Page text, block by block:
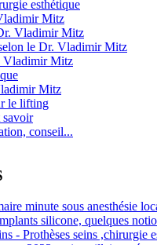
esthétique
Mitz
Vladimir Mitz
le Dr. Vladimir Mitz
Vladimir Mitz
Mitz
le lifting
savoir
conseil...
minute sous anesthésie
silicone, quelques
- Prothèses seins ,chirurgie